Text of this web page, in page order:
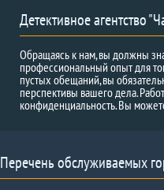
Детективное агентство
Обращаясь к нам, вы должны
профессиональный опыт для
пустых обещаний, вы
перспективы вашего дела.
конфиденциальность. Вы
Перечень обслуживаемых